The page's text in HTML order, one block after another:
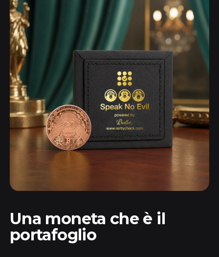
Una moneta che è il
portafoglio